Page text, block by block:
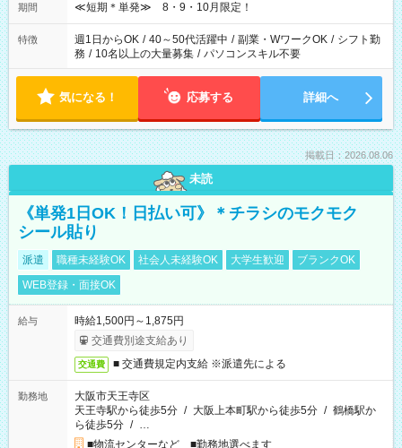
期間 ≪短期＊単発≫ 8・9・10月限定！
特徴 週1日からOK / 40～50代活躍中 / 副業・WワークOK / シフト勤
務 / 10名以上の大量募集 / パソコンスキル不要
気になる！ 応募する 詳細へ
掲載日：2026.08.06
未読
《単発1日OK！日払い可》＊チラシのモクモク
シール貼り
派遣 職種未経験OK 社会人未経験OK 大学生歓迎
ブランクOK
WEB登録・面接OK
給与
時給1,500円～1,875円
交通費別途支給あり
交通費 ■ 交通費規定内支給 ※派遣先による
勤務地
大阪市天王寺区
天王寺駅から徒歩5分 / 大阪上本町駅から徒歩5分 / 鶴橋駅か
ら徒歩5分 / …
■物流センターなど ■勤務地選べます